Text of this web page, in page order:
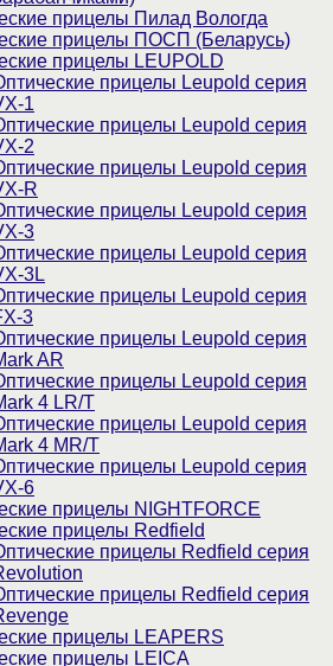
прицелы Пилад Вологда
прицелы ПОСП (Беларусь)
прицелы LEUPOLD
прицелы Leupold серия
1
прицелы Leupold серия
2
прицелы Leupold серия
R
прицелы Leupold серия
3
прицелы Leupold серия
3L
прицелы Leupold серия
3
прицелы Leupold серия
AR
прицелы Leupold серия
4 LR/T
прицелы Leupold серия
4 MR/T
прицелы Leupold серия
6
прицелы NIGHTFORCE
прицелы Redfield
прицелы Redfield серия
прицелы Redfield серия
прицелы LEAPERS
прицелы LEICA